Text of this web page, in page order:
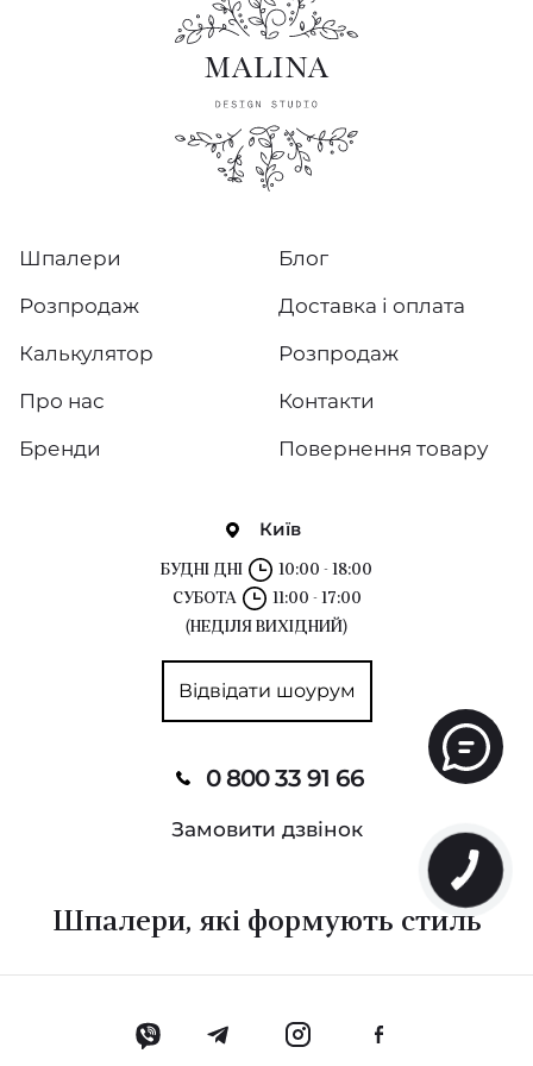
Київ
БУДНІ ДНІ
10:00 - 18:00
СУБОТА
11:00 - 17:00
(НЕДІЛЯ ВИХІДНИЙ)
Відвідати шоурум
0 800 33 91 66
Замовити дзвінок
Шпалери
Розпродаж
Калькулятор
Про нас
Бренди
Блог
Доставка і оплата
Розпродаж
Контакти
Повернення товару
Шпалери, які формують стиль